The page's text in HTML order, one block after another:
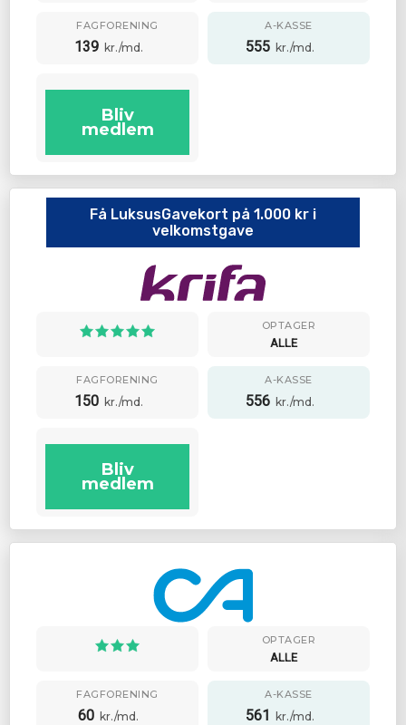
FAGFORENING
139 kr./md.
A-KASSE
555 kr./md.
Bliv
medlem
Få LuksusGavekort på 1.000 kr i
velkomstgave
OPTAGER
ALLE
FAGFORENING
150 kr./md.
A-KASSE
556 kr./md.
Bliv
medlem
OPTAGER
ALLE
FAGFORENING
60 kr./md.
A-KASSE
561 kr./md.